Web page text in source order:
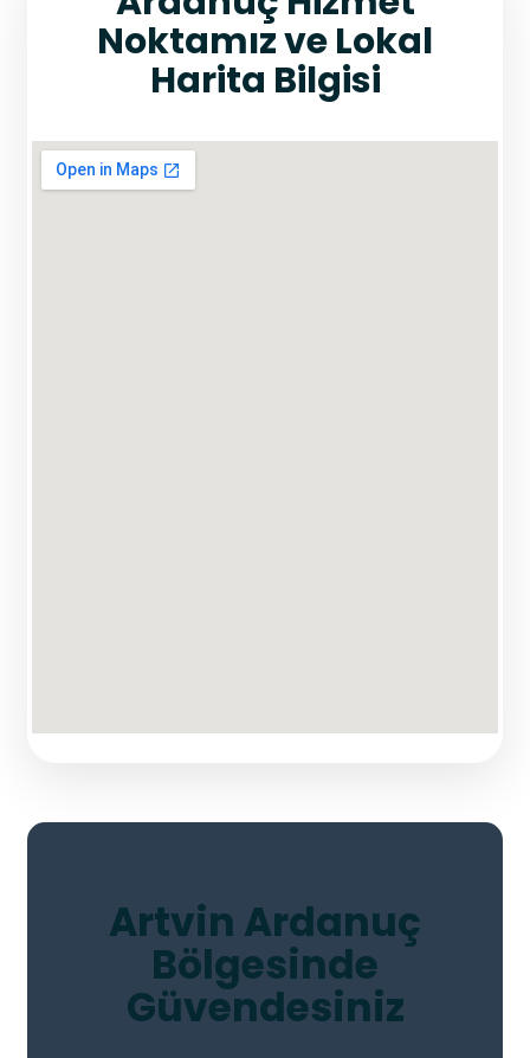
Noktamız ve Lokal
Harita Bilgisi
Artvin Ardanuç
Bölgesinde
Güvendesiniz